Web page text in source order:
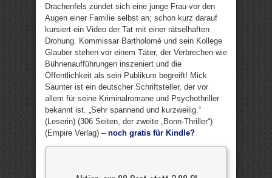
Drachenfels zündet sich eine junge Frau vor den
Augen einer Familie selbst an; schon kurz darauf
kursiert ein Video der Tat mit einer rätselhaften
Drohung. Kommissar Bartholomé und sein Kollege
Glauber stehen vor einem Täter, der Verbrechen wie
Bühnenaufführungen inszeniert und die
Öffentlichkeit als sein Publikum begreift! Mick
Saunter ist ein deutscher Schriftsteller, der vor
allem für seine Kriminalromane und Psychothriller
bekannt ist. „Sehr spannend und kurzweilig.“
(Leserin) (306 Seiten, der zweite „Bonn-Thriller“)
(Empire Verlag) – noch gratis für Kindle?